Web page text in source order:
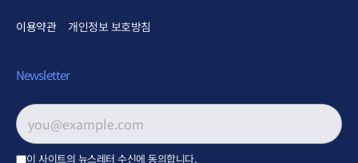
이용약관 개인정보 보호방침
Newsletter
이메일 주소*
이 사이트의 뉴스레터 수신에 동의합니다.